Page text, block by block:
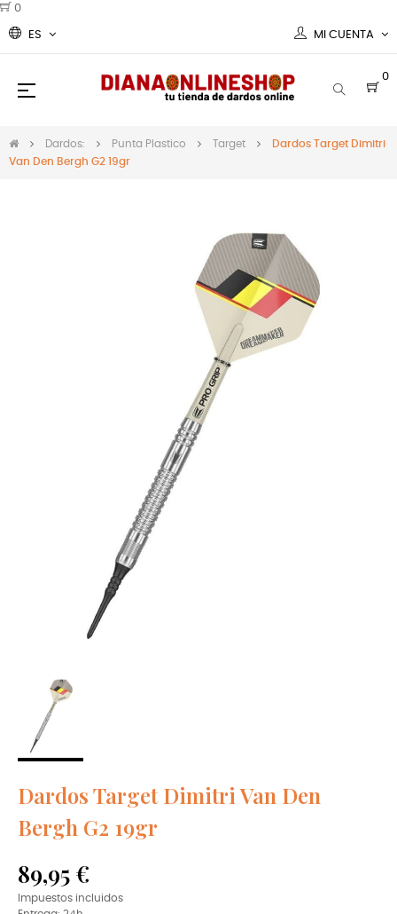
0
ES MI CUENTA
0
Navegación
☰
Dardos: Punta Plastico Target
Dardos Target Dimitri
Van Den Bergh G2 19gr
Dardos Target Dimitri Van Den
Bergh G2 19gr
89,95 €
Impuestos incluidos